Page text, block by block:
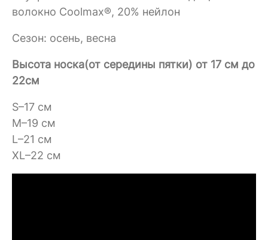
волокно Coolmax®, 20% нейлон
Сезон: осень, весна
Высота носка(от середины пятки) от 17 см до
22см
S–17 см
M–19 см
L–21 см
XL–22 см